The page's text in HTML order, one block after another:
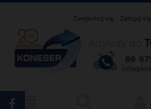
Zarejestruj się Zaloguj się